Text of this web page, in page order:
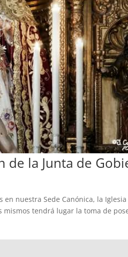
de la Junta de
nuestra Sede Canónica, la
tendrá lugar la toma de